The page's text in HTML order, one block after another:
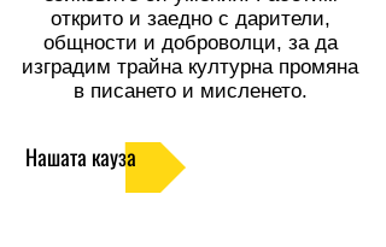
открито и заедно с дарители,
общности и доброволци, за да
изградим трайна културна промяна
в писането и мисленето.
Нашата кауза